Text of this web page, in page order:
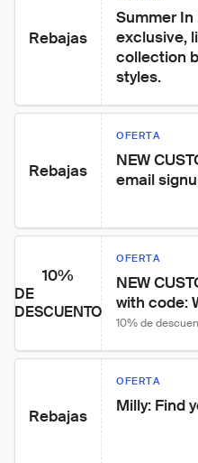
Rebajas
Summer
exclusive,
collection
styles.
Rebajas
OFERTA
NEW
email
10%
DE
DESCUENTO
OFERTA
NEW
with code:
10% de
Rebajas
OFERTA
Milly: Find